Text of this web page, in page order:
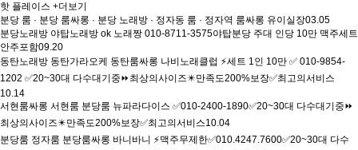
핫 플레이스 +더보기
분당 룸 · 분당 룸싸롱 · 분당 노래방 · 정자동 룸 · 정자역 룸싸롱 유이실장03.05
분당노래방 야탑노래방 ok 노래짱 010-8711-3575야탑분당 주대 인당 10만 맥주세트
안주포함09.20
동탄노래방 동탄가라오케 동탄룸싸롱 나비노래클럽 ⚡세트 1인 10만 ✅ 010-9854-
1202 ✅20~30대 다수대기중⏩최상의사이즈✴️만족도200%보장✅최고의서비스
10.14
서현룸싸롱 서현룸 분당룸 뉴파라다이스 ✅010-2400-1890✅20~30대 다수대기중⏩
최상의사이즈✴️만족도200%보장✅최고의서비스10.04
분당룸 정자룸 분당룸싸롱 바니바니 ⚡맥주무제한✅010.4247.7600✅20~30대 다수